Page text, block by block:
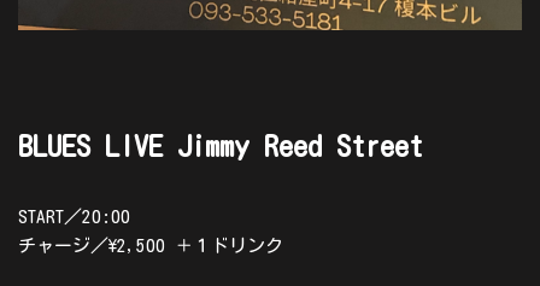
BLUES LIVE Jimmy Reed Street
START／20:00
チャージ／\2,500 ＋１ドリンク